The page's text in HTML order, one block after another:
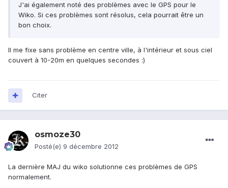
J'ai également noté des problèmes avec le GPS pour le
Wiko. Si ces problèmes sont résolus, cela pourrait être un
bon choix.
Il me fixe sans problème en centre ville, à l'intérieur et sous ciel
couvert à 10-20m en quelques secondes :)
Citer
osmoze30
Posté(e) 9 décembre 2012
La dernière MAJ du wiko solutionne ces problèmes de GPS
normalement.